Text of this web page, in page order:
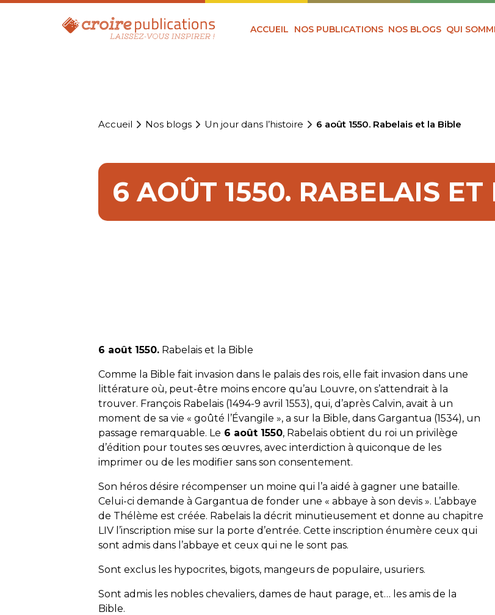
ACCUEIL NOS PUBLICATIONS NOS BLOGS QUI
Accueil Nos blogs Un jour dans l’histoire 6 août 1550. Rabelais et la Bible
6 AOÛT 1550. RABELAIS
6 août 1550. Rabelais et la Bible
Comme la Bible fait invasion dans le palais des rois, elle fait invasion dans une
littérature où, peut-être moins encore qu’au Louvre, on s’attendrait à la
trouver. François Rabelais (1494-9 avril 1553), qui, d’après Calvin, avait à un
moment de sa vie « goûté l’Évangile », a sur la Bible, dans Gargantua (1534), un
passage remarquable. Le 6 août 1550, Rabelais obtient du roi un privilège
d’édition pour toutes ses œuvres, avec interdiction à quiconque de les
imprimer ou de les modifier sans son consentement.
Son héros désire récompenser un moine qui l’a aidé à gagner une bataille.
Celui-ci demande à Gargantua de fonder une « abbaye à son devis ». L’abbaye
de Thélème est créée. Rabelais la décrit minutieusement et donne au chapitre
LIV l’inscription mise sur la porte d’entrée. Cette inscription énumère ceux qui
sont admis dans l’abbaye et ceux qui ne le sont pas.
Sont exclus les hypocrites, bigots, mangeurs de populaire, usuriers.
Sont admis les nobles chevaliers, dames de haut parage, et… les amis de la
Bible.